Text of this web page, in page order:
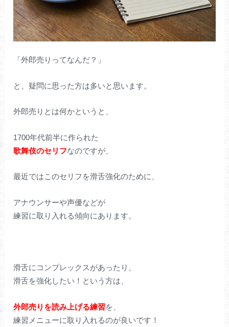
「外郎売りってなんだ？」
と、疑問に思った方は多いと思います。
外郎売りとは何かというと、
1700年代前半に作られた
歌舞伎のセリフなのですが、
最近ではこのセリフを滑舌強化のために、
アナウンサーや声優などが
練習に取り入れる傾向にあります。
滑舌にコンプレックスがあったり、
滑舌を強化したい！という方は、
外郎売りを読み上げる練習を、
練習メニューに取り入れるのが良いです！